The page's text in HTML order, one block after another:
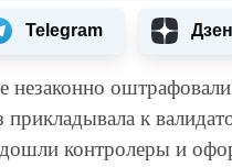
Telegram Дзен
незаконно
прикладывала к
контролеры и